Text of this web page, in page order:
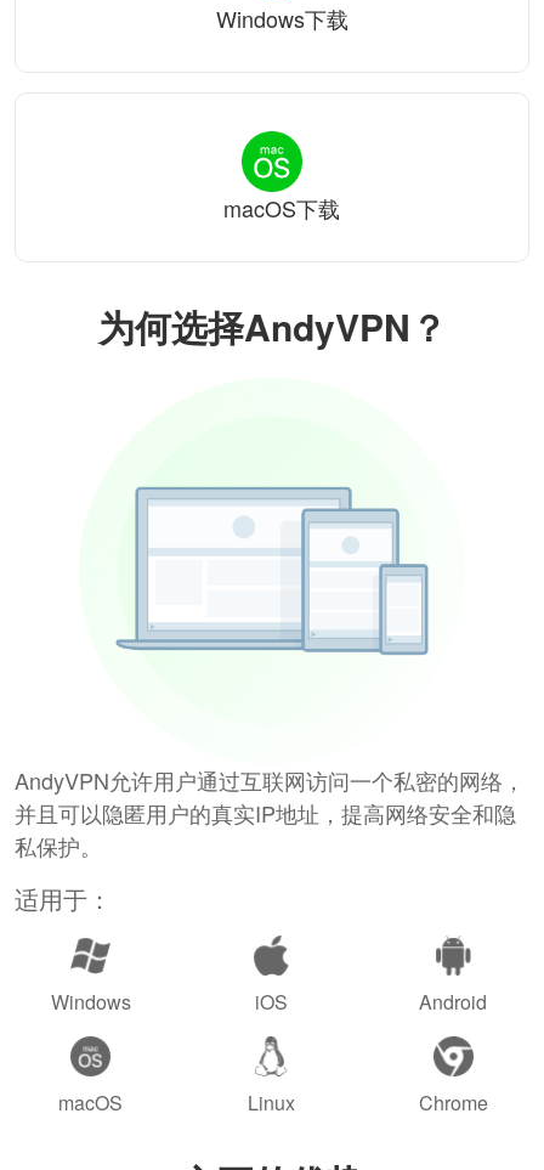
为何选择AndyVPN？
AndyVPN允许用户通过互联网访问一个私密的网络，
并且可以隐匿用户的真实IP地址，提高网络安全和隐
私保护。
适用于：
Windows iOS Android
macOS Linux Chrome
Windows下载
macOS下载